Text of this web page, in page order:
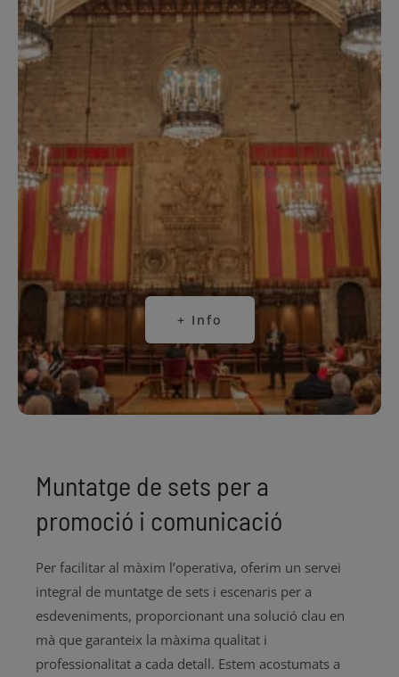
+ Info
Muntatge de sets per a
promoció i comunicació
Per facilitar al màxim l’operativa, oferim un servei
integral de muntatge de sets i escenaris per a
esdeveniments, proporcionant una solució clau en
mà que garanteix la màxima qualitat i
professionalitat a cada detall. Estem acostumats a